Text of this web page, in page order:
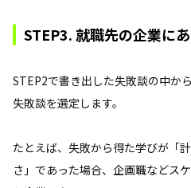
STEP3. 就職先の企業に
STEP2で書き出した失敗談の中か
失敗談を選定します。
たとえば、失敗から得た学びが「
さ」であった場合、企画職などス